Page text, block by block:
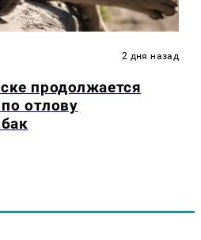
2 дня назад
продолжается
отлову